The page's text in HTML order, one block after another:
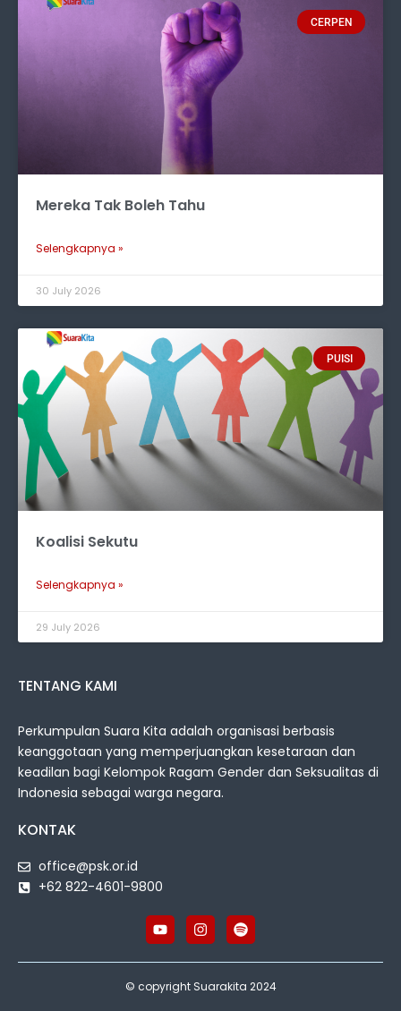
CERPEN
Mereka Tak Boleh Tahu
Selengkapnya »
30 July 2026
PUISI
Koalisi Sekutu
Selengkapnya »
29 July 2026
TENTANG KAMI
Perkumpulan Suara Kita adalah organisasi berbasis
keanggotaan yang memperjuangkan kesetaraan dan
keadilan bagi Kelompok Ragam Gender dan Seksualitas di
Indonesia sebagai warga negara.
KONTAK
office@psk.or.id
+62 822-4601-9800
© copyright Suarakita 2024